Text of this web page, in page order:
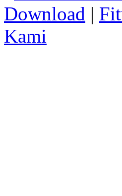
Download |
Kami